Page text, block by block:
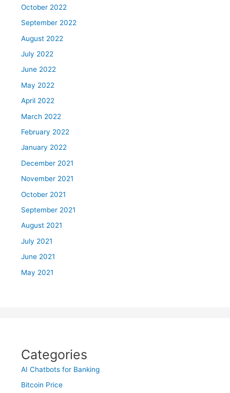
October 2022
September 2022
August 2022
July 2022
June 2022
May 2022
April 2022
March 2022
February 2022
January 2022
December 2021
November 2021
October 2021
September 2021
August 2021
July 2021
June 2021
May 2021
Categories
AI Chatbots for Banking
Bitcoin Price